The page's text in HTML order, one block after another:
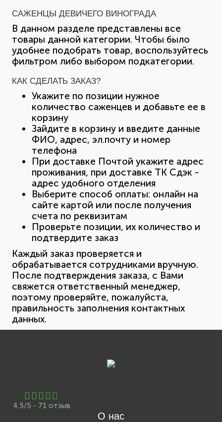
САЖЕНЦЫ ДЕВИЧЕГО ВИНОГРАДА
В данном разделе представлены все
товары данной категории. Чтобы было
удобнее подобрать товар, воспользуйтесь
фильтром либо выбором подкатегории.
КАК СДЕЛАТЬ ЗАКАЗ?
Укажите по позиции нужное
количество саженцев и добавьте ее в
корзину
Зайдите в корзину и введите данные
ФИО, адрес, эл.почту и номер
телефона
При доставке Почтой укажите адрес
проживания, при доставке ТК Сдэк -
адрес удобного отделения
Выберите способ оплаты: онлайн на
сайте картой или после получения
счета по реквизитам
Проверьте позиции, их количество и
подтвердите заказ
Каждый заказ проверяется и
обрабатывается сотрудниками вручную.
После подтверждения заказа, с Вами
свяжется ответственный менеджер,
поэтому проверяйте, пожалуйста,
правильность заполнения контактных
данных.
4.5/5 - 71 отзыв
О нас